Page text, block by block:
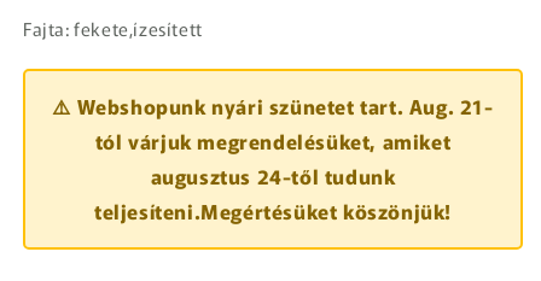
Fajta: fekete,ízesített
⚠️ Webshopunk nyári szünetet tart. Aug. 21-
tól várjuk megrendelésüket, amiket
augusztus 24-től tudunk
teljesíteni.Megértésüket köszönjük!